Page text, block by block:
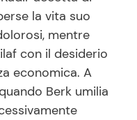
la vita suo
mentre
con il desiderio
economica. A
Berk umilia